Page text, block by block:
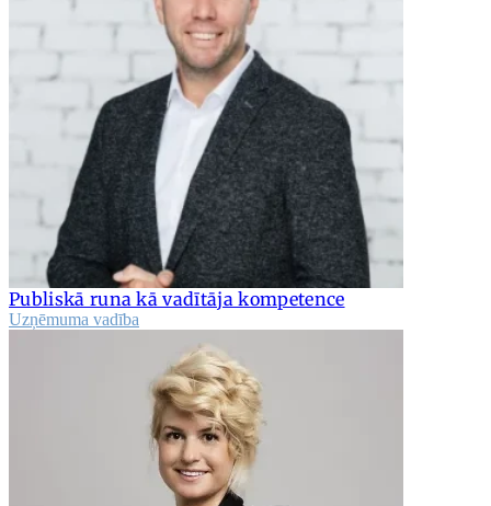
Publiskā runa kā vadītāja kompetence
Uzņēmuma vadība